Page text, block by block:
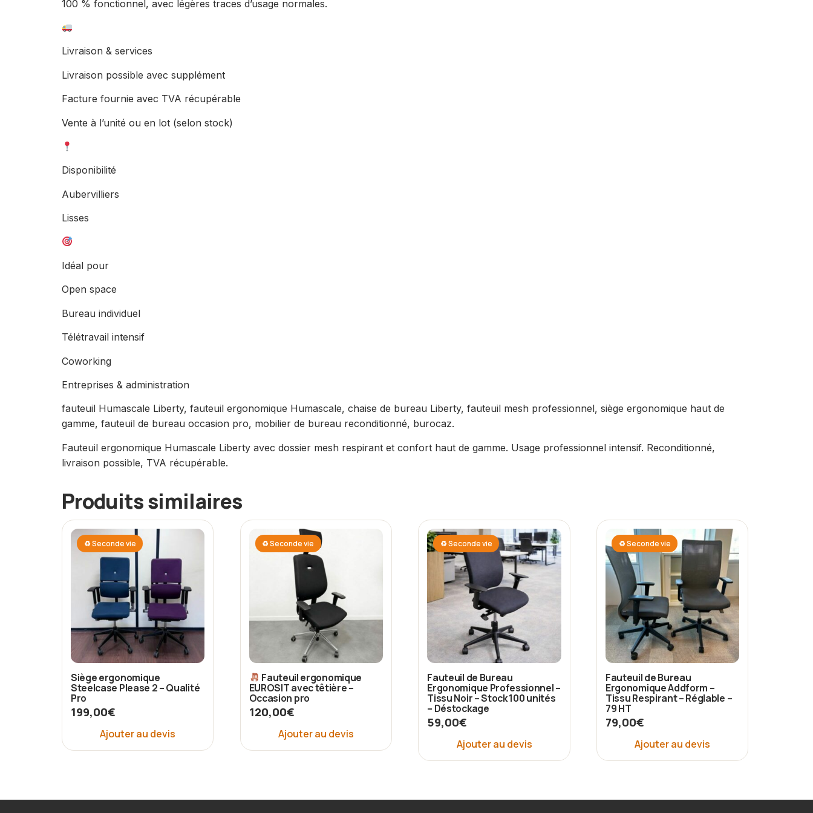
100 % fonctionnel, avec légères traces d’usage normales.
Livraison & services
Livraison possible avec supplément
Facture fournie avec TVA récupérable
Vente à l’unité ou en lot (selon stock)
Disponibilité
Aubervilliers
Lisses
Idéal pour
Open space
Bureau individuel
Télétravail intensif
Coworking
Entreprises & administration
fauteuil Humascale Liberty, fauteuil ergonomique Humascale, chaise de bureau Liberty, fauteuil mesh professionnel, siège ergonomique haut de
gamme, fauteuil de bureau occasion pro, mobilier de bureau reconditionné, burocaz.
Fauteuil ergonomique Humascale Liberty avec dossier mesh respirant et confort haut de gamme. Usage professionnel intensif. Reconditionné,
livraison possible, TVA récupérable.
Produits similaires
♻ Seconde vie
Siège ergonomique
Steelcase Please 2 – Qualité
Pro
199,00€
Ajouter au devis
♻ Seconde vie
Fauteuil ergonomique
EUROSIT avec têtière –
Occasion pro
120,00€
Ajouter au devis
♻ Seconde vie
Fauteuil de Bureau
Ergonomique Professionnel –
Tissu Noir – Stock 100 unités
– Déstockage
59,00€
Ajouter au devis
♻ Seconde vie
Fauteuil de Bureau
Ergonomique Addform –
Tissu Respirant – Réglable –
79 HT
79,00€
Ajouter au devis